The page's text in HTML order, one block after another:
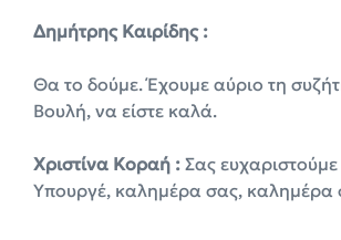
Δημήτρης Καιρίδης :
Θα το δούμε. Έχουμε αύριο τη
Βουλή, να είστε καλά.
Χριστίνα Κοραή : Σας ευχαριστούμε
Υπουργέ, καλημέρα σας, καλημέρα